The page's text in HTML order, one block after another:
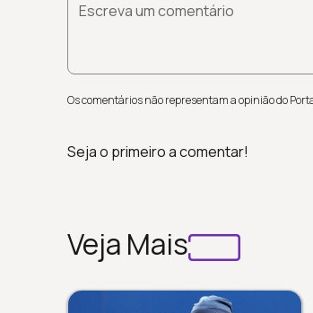
Escreva um comentário
Os comentários não representam a opinião do
Seja o primeiro a comentar!
Veja Mais